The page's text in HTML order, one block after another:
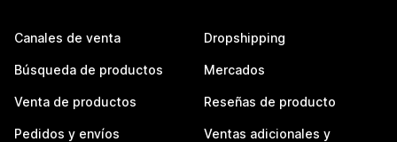
Canales de venta
Búsqueda de productos
Venta de productos
Pedidos y envíos
Dropshipping
Mercados
Reseñas de producto
Ventas adicionales y